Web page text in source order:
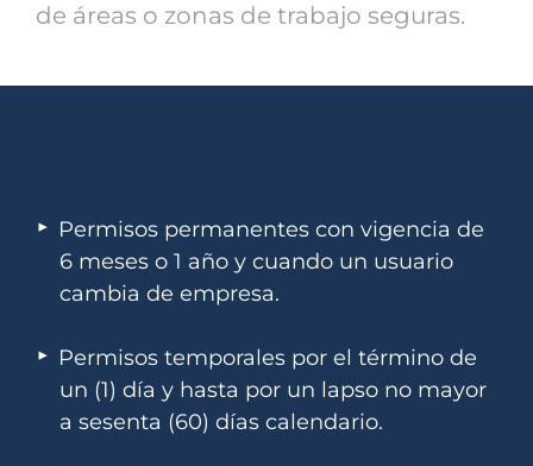
de áreas o zonas de trabajo seguras.
Permisos permanentes con vigencia de
6 meses o 1 año y cuando un usuario
cambia de empresa.
Permisos temporales por el término de
un (1) día y hasta por un lapso no mayor
a sesenta (60) días calendario.